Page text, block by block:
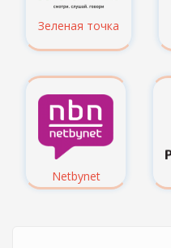
Зеленая точка
Netbynet